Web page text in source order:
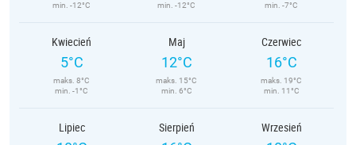
min. -12°C
min. -12°C
min. -7°C
Kwiecień
5°C
maks. 8°C
min. -1°C
Maj
12°C
maks. 15°C
min. 6°C
Czerwiec
16°C
maks. 19°C
min. 11°C
Lipiec Sierpień Wrzesień